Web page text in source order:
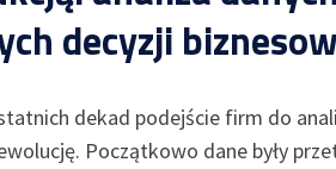
decyzji
dekad podejście firm do
Początkowo dane były